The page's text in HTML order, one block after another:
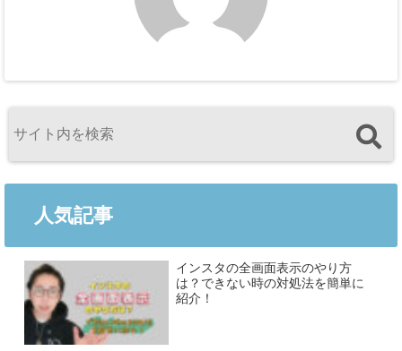
人気記事
インスタの全画面表示のやり方
は？できない時の対処法を簡単に
紹介！